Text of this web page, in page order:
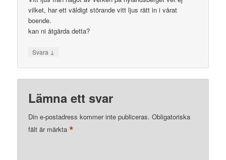
vilket, har ett väldigt störande vitt ljus rätt in i vårat
boende.
kan ni åtgärda detta?
Svara ↓
Lämna ett svar
Din e-postadress kommer inte publiceras. Obligatoriska
fält är märkta*